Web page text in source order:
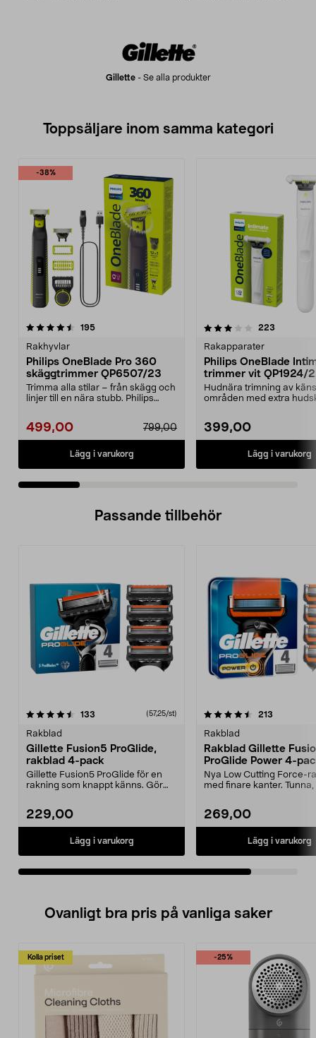
Gillette- Se alla produkter
Toppsäljare inom samma kategori
-38%
195recensioner
Rakhyvlar
Philips OneBlade Pro 360
skäggtrimmer QP6507/23
Trimma alla stilar – från skägg och
linjer till en nära stubb. Philips
499,00 799,00
Lägg i varukorg
3.5 av 5 stjärnor 223
Rakapparater
Philips OneBlade
trimmer vit QP1924/
Hudnära trimning av
områden med extra
399,00
Lägg i varukorg
4.0 av 5 stjärnor
Passande tillbehör
133 (57,25/st)
Rakblad
Gillette Fusion5 ProGlide,
rakblad 4-pack
Gillette Fusion5 ProGlide för en
rakning som knappt känns. Gör
229,00
Lägg i varukorg
4.5av 5 stjärnor 213
Rakblad
Rakblad Gillette
ProGlide Power 4-
Nya Low Cutting Force-
med finare kanter.
269,00
Lägg i varukorg
Ovanligt bra pris på vanliga saker
Kolla priset -25%